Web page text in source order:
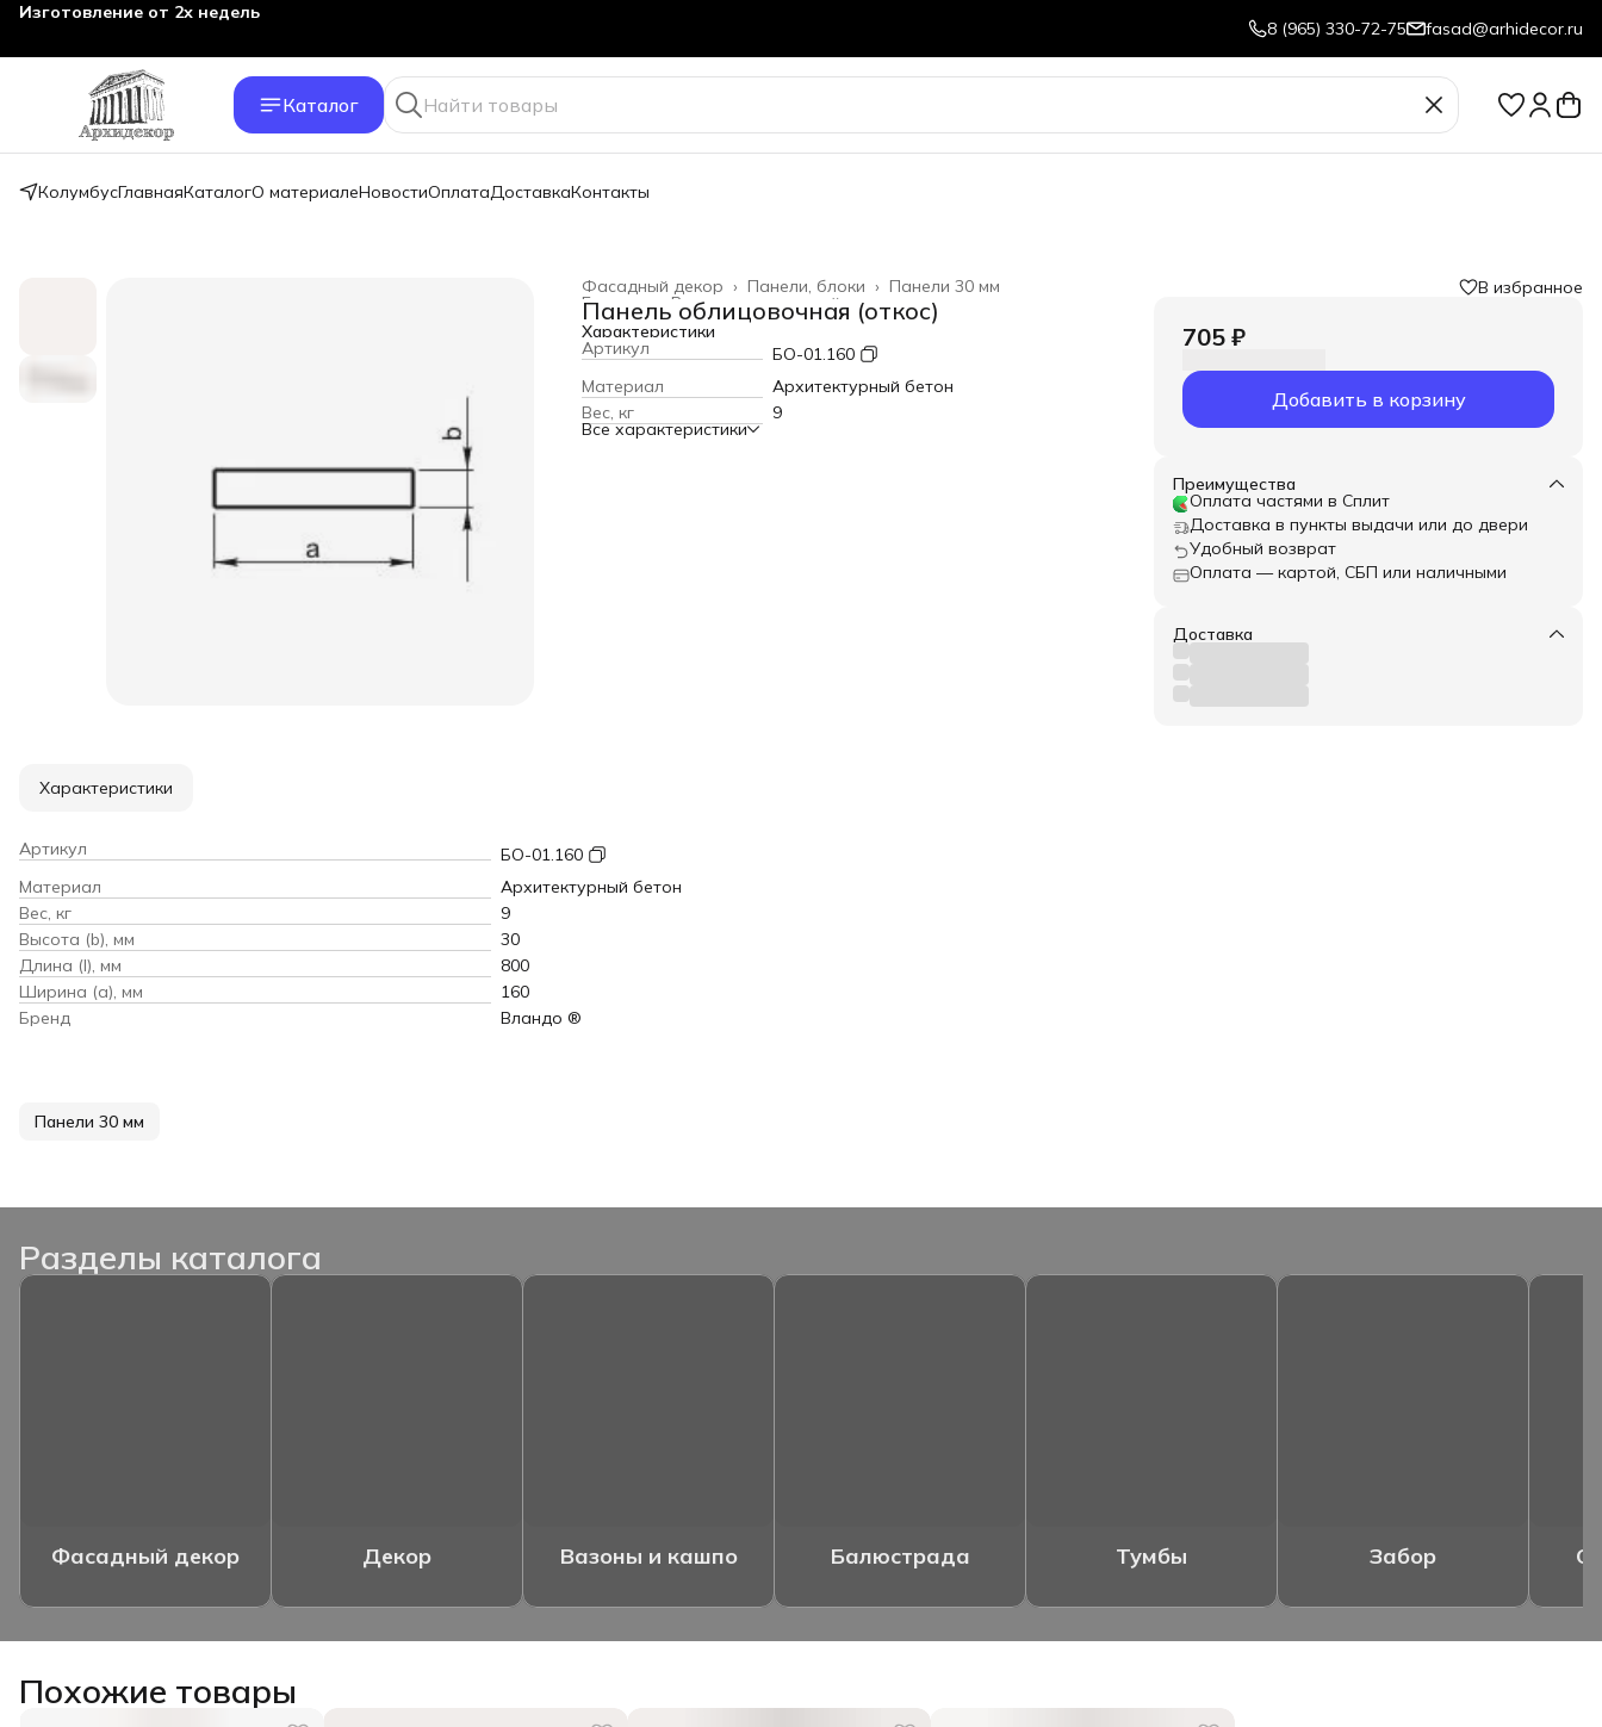
8 (965) 330-72-75 fasad@arhidecor.ru
Каталог
КолумбусГлавнаяКаталогО материалеНовостиОплатаДоставкаКонтакты
Панели 30 мм
Панели, блоки ›
Фасадный декор ›
Весь архитектурный декор ›
Главная ›
Панель облицовочная (откос)
Характеристики
Артикул
БО-01.160
Материал
Архитектурный бетон
Вес, кг
9
Все характеристики
В избранное
705 ₽
Добавить в корзину
Преимущества
Оплата частями в Сплит
Доставка в пункты выдачи или до двери
Удобный возврат
Оплата — картой, СБП или наличными
Доставка
Характеристики
Артикул
БО-01.160
Материал
Архитектурный бетон
Вес, кг
9
Высота (b), мм
30
Длина (l), мм
800
Ширина (a), мм
160
Бренд
Вландо ®
Панели 30 мм
Разделы каталога
Фасадный декор Декор Вазоны и кашпо Балюстрада Тумбы Забор
Похожие товары